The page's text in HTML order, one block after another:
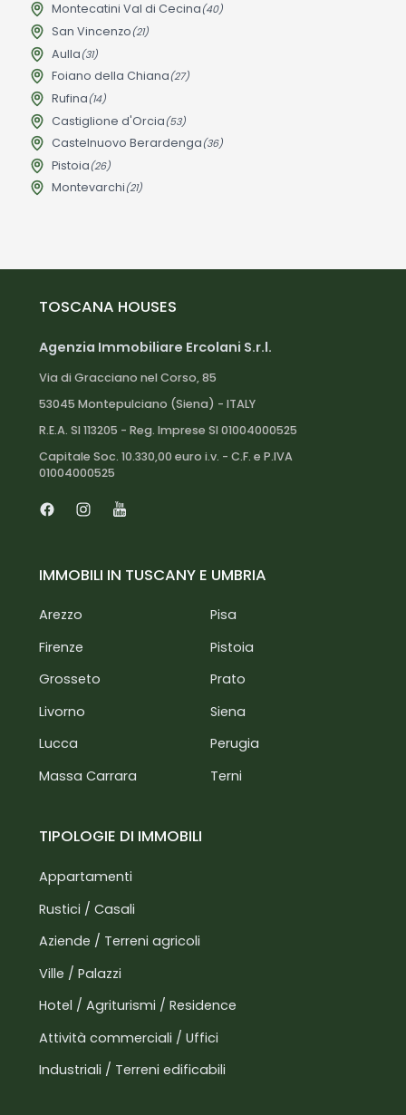
Montecatini Val di Cecina (40)
San Vincenzo (21)
Aulla (31)
Foiano della Chiana (27)
Rufina (14)
Castiglione d'Orcia (53)
Castelnuovo Berardenga (36)
Pistoia (26)
Montevarchi (21)
TOSCANA HOUSES
Agenzia Immobiliare Ercolani S.r.l.
Via di Gracciano nel Corso, 85
53045 Montepulciano (Siena) - ITALY
R.E.A. SI 113205 - Reg. Imprese SI 01004000525
Capitale Soc. 10.330,00 euro i.v. - C.F. e P.IVA
01004000525
IMMOBILI IN TUSCANY E UMBRIA
Arezzo
Firenze
Grosseto
Livorno
Lucca
Massa Carrara
Pisa
Pistoia
Prato
Siena
Perugia
Terni
TIPOLOGIE DI IMMOBILI
Appartamenti
Rustici / Casali
Aziende / Terreni agricoli
Ville / Palazzi
Hotel / Agriturismi / Residence
Attività commerciali / Uffici
Industriali / Terreni edificabili